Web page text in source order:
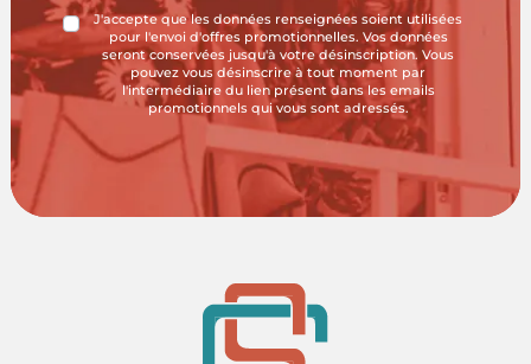
J'accepte que les données renseignées soient utilisées
pour l'envoi d'offres promotionnelles. Vos données
seront conservées jusqu'à votre désinscription. Vous
pouvez vous désinscrire à tout moment par
l'intermédiaire du lien présent dans les emails
promotionnels qui vous sont adressés.